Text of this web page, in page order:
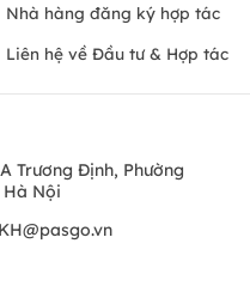
Nhà hàng đăng ký hợp tác
Liên hệ về Đầu tư & Hợp tác
Trương Định, Phường
Hà Nội